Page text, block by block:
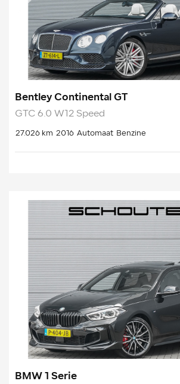
Bentley Continental GT
GTC 6.0 W12 Speed
27.026 km 2016 Automaat Benzine
BMW 1 Serie